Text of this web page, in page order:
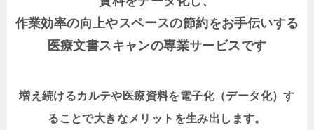
作業効率の向上やスペースの節約をお手伝いする
医療文書スキャンの専業サービスです
増え続けるカルテや医療資料を電子化（データ化）す
ることで大きなメリットを生み出します。